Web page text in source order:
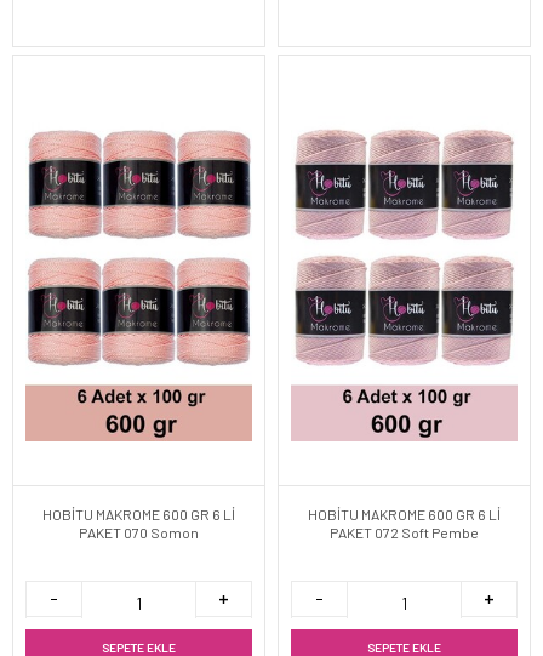
HOBİTU MAKROME 600 GR 6 Lİ
PAKET 070 Somon
SEPETE EKLE
HOBİTU MAKROME 600 GR 6 Lİ
PAKET 072 Soft Pembe
SEPETE EKLE